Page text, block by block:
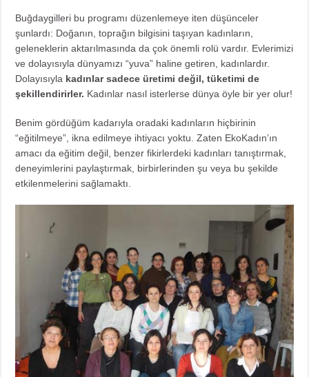
Buğdaygilleri bu programı düzenlemeye iten düşünceler
şunlardı: Doğanın, toprağın bilgisini taşıyan kadınların,
geleneklerin aktarılmasında da çok önemli rolü vardır. Evlerimizi
ve dolayısıyla dünyamızı “yuva” haline getiren, kadınlardır.
Dolayısıyla kadınlar sadece üretimi değil, tüketimi de
şekillendirirler. Kadınlar nasıl isterlerse dünya öyle bir yer olur!
Benim gördüğüm kadarıyla oradaki kadınların hiçbirinin
“eğitilmeye”, ikna edilmeye ihtiyacı yoktu. Zaten EkoKadın’ın
amacı da eğitim değil, benzer fikirlerdeki kadınları tanıştırmak,
deneyimlerini paylaştırmak, birbirlerinden şu veya bu şekilde
etkilenmelerini sağlamaktı.